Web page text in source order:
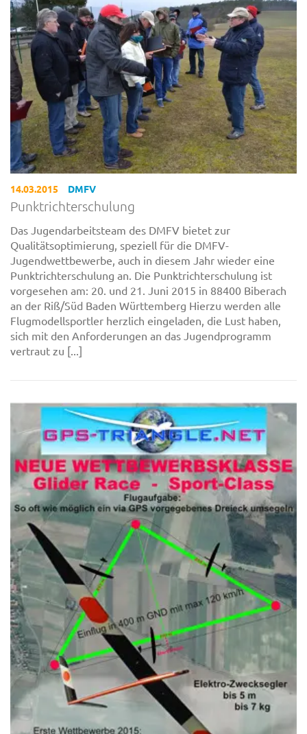
14.03.2015 DMFV
Punktrichterschulung
Das Jugendarbeitsteam des DMFV bietet zur
Qualitätsoptimierung, speziell für die DMFV-
Jugendwettbewerbe, auch in diesem Jahr wieder eine
Punktrichterschulung an. Die Punktrichterschulung ist
vorgesehen am: 20. und 21. Juni 2015 in 88400 Biberach
an der Riß/Süd Baden Württemberg Hierzu werden alle
Flugmodellsportler herzlich eingeladen, die Lust haben,
sich mit den Anforderungen an das Jugendprogramm
vertraut zu [...]